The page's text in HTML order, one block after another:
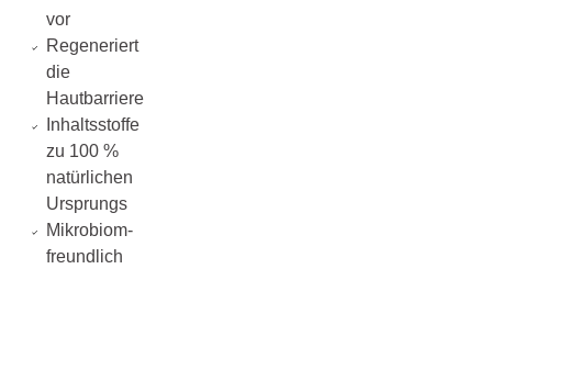
vor
Regeneriert
die
Hautbarriere
Inhaltsstoffe
zu 100 %
natürlichen
Ursprungs
Mikrobiom-
freundlich